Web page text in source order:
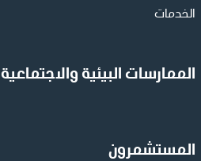
الخدمات
الممارسات البيئية
المستشمرون